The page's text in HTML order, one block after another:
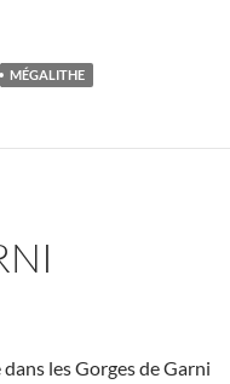
MÉGALITHE
les Gorges de Garni